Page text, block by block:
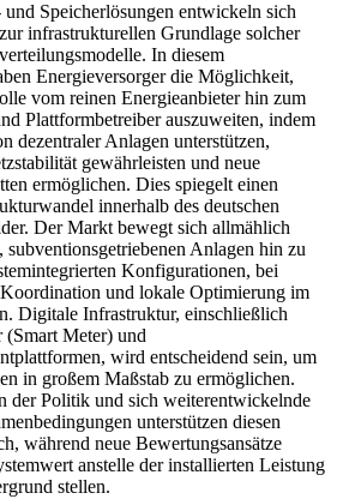
Speicherlösungen entwickeln sich
infrastrukturellen Grundlage solcher
In diesem
Energieversorger die Möglichkeit,
vom reinen Energieanbieter hin zum
Plattformbetreiber auszuweiten, indem
dezentraler Anlagen unterstützen,
gewährleisten und neue
ermöglichen. Dies spiegelt einen
innerhalb des deutschen
Der Markt bewegt sich allmählich
Anlagen hin zu
Konfigurationen, bei
und lokale Optimierung im
Digitale Infrastruktur, einschließlich
Meter) und
wird entscheidend sein, um
in großem Maßstab zu ermöglichen.
der Politik und sich weiterentwickelnde
unterstützen diesen
während neue Bewertungsansätze
anstelle der installierten Leistung
stellen.